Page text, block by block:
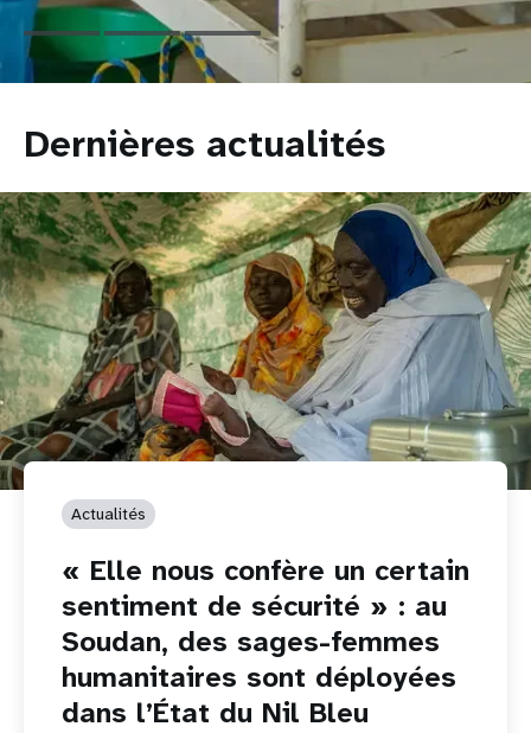
démocratique
du
Congo
Dernières actualités
Actualités
« Elle nous confère un certain
sentiment de sécurité » : au
Soudan, des sages-femmes
humanitaires sont déployées
dans l’État du Nil Bleu